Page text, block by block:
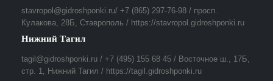
stavropol@gidroshponki.ru/ +7 (865) 297-76-98 / просп.
Кулакова, 28Б, Ставрополь / https://stavropol.gidroshponki.ru
Нижний Тагил
tagil@gidroshponki.ru / +7 (495) 155 68 45 / Восточное ш., 17Б,
стр. 1, Нижний Тагил / https://tagil.gidroshponki.ru